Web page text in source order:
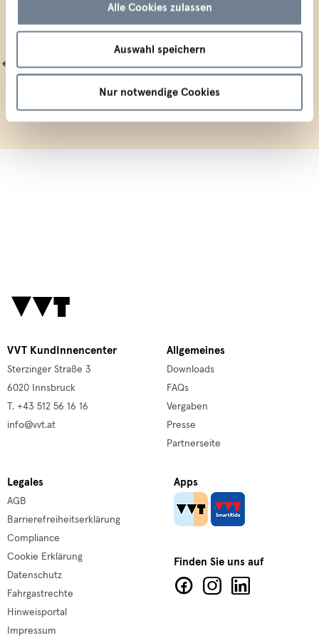
Alle Cookies zulassen
Auswahl speichern
Nur notwendige Cookies
Alle News
VVT KundInnencenter
Sterzinger Straße 3
6020 Innsbruck
T. +43 512 56 16 16
info@vvt.at
Allgemeines
Downloads
FAQs
Vergaben
Presse
Partnerseite
Legales
AGB
Barrierefreiheitserklärung
Compliance
Cookie Erklärung
Datenschutz
Fahrgastrechte
Hinweisportal
Impressum
Apps
Finden Sie uns auf